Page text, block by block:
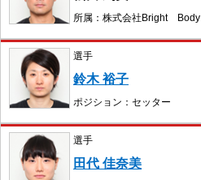
所属：株式会社Bright Body
選手
鈴木 裕子
ポジション：セッター
選手
田代 佳奈美